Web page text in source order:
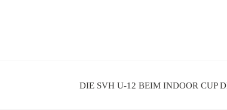
DIE SVH U-12 BEIM INDOOR CUP